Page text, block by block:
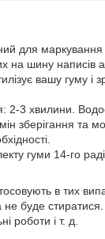
для
на шину написів
вашу гуму і
2-3 хвилини.
зберігання та
гуми 14-го
в тих
буде стиратися.
роботи і т. д.